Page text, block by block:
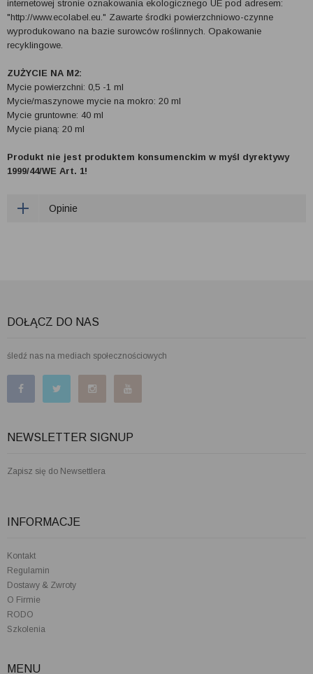
internetowej stronie oznakowania ekologicznego UE pod adresem:
"http://www.ecolabel.eu." Zawarte środki powierzchniowo-czynne
wyprodukowano na bazie surowców roślinnych. Opakowanie
recyklingowe.
ZUŻYCIE NA M2:
Mycie powierzchni: 0,5 -1 ml
Mycie/maszynowe mycie na mokro: 20 ml
Mycie gruntowne: 40 ml
Mycie pianą: 20 ml
Produkt nie jest produktem konsumenckim w myśl dyrektywy
1999/44/WE Art. 1!
Opinie
DOŁĄCZ DO NAS
śledź nas na mediach społecznościowych
NEWSLETTER SIGNUP
Zapisz się do Newsettlera
INFORMACJE
Kontakt
Regulamin
Dostawy & Zwroty
O Firmie
RODO
Szkolenia
MENU